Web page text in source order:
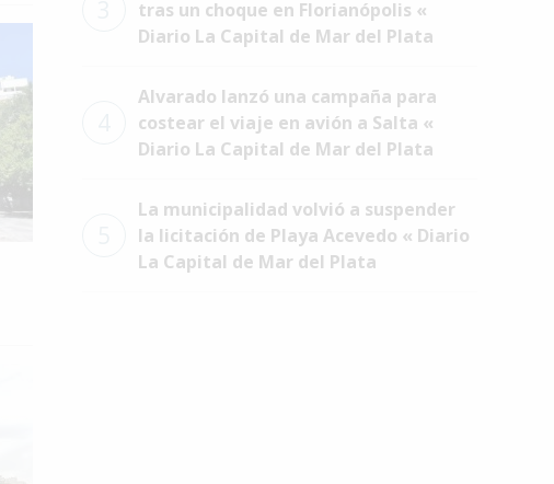
tras un choque en Florianópolis «
Diario La Capital de Mar del Plata
Alvarado lanzó una campaña para
costear el viaje en avión a Salta «
Diario La Capital de Mar del Plata
La municipalidad volvió a suspender
la licitación de Playa Acevedo « Diario
La Capital de Mar del Plata